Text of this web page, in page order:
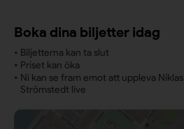
Boka dina biljetter idag
• Biljetterna kan ta slut
• Priset kan öka
• Ni kan se fram emot att uppleva Niklas
Strömstedt live